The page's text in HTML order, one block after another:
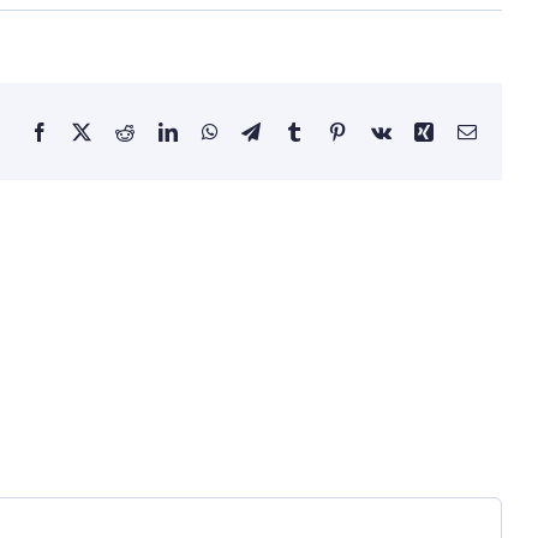
Facebook RedditLinkedInWhatsApp
TelegramTumblrPinterestVk Xing E-